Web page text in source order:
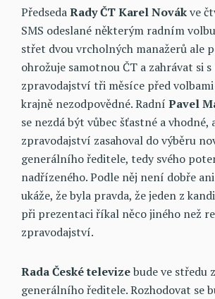
PředsedaRady ČT Karel Novákve
SMS odeslané některým radním
střet dvou vrcholných manažerů ale
ohrožuje samotnou ČT a zahrávat si
zpravodajství tři měsíce před volbami
krajně nezodpovědné. Radní Pavel
se nezdá být vůbec šťastné a vhodné,
zpravodajství zasahoval do výběru
generálního ředitele, tedy svého
nadřízeného. Podle něj není dobře
ukáže, že byla pravda, že jeden z
při prezentaci říkal něco jiného než
zpravodajství.
Rada České televizebude ve středu
generálního ředitele. Rozhodovat se